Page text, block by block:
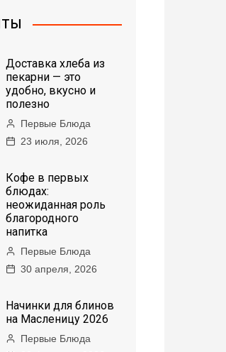
Доставка хлеба из
пекарни — это
удобно, вкусно и
полезно
Первые Блюда
23 июля, 2026
Кофе в первых
блюдах:
неожиданная роль
благородного
напитка
Первые Блюда
30 апреля, 2026
Начинки для блинов
на Масленицу 2026
Первые Блюда